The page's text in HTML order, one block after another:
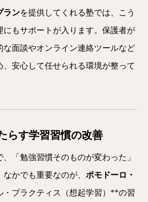
ランを提供してくれる塾では、こう
にもサポートが入ります。保護者が
面談やオンライン連絡ツールなど
安心して任せられる環境が整って
らす学習習慣の改善
「勉強習慣そのものが変わった」
かでも重要なのが、 ポモドーロ・
プラクティス（想起学習）**の習